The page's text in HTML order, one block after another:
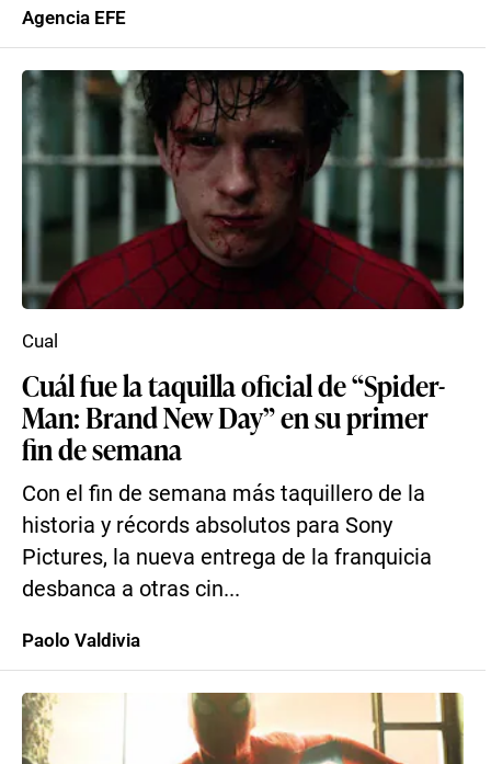
Agencia EFE
Cuál fue la taquilla oficial de “Spider-
Man: Brand New Day” en su primer
fin de semana
Con el fin de semana más taquillero de la
historia y récords absolutos para Sony
Pictures, la nueva entrega de la franquicia
desbanca a otras cin...
Cual
Paolo Valdivia